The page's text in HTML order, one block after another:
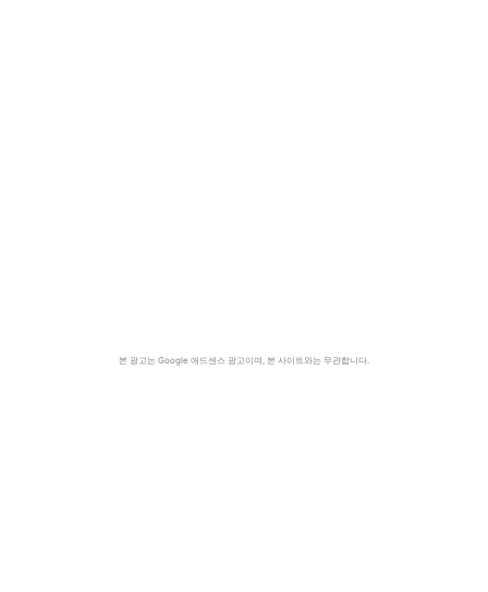
본 광고는 Google 애드센스 광고이며, 본 사이트와는 무관합니다.